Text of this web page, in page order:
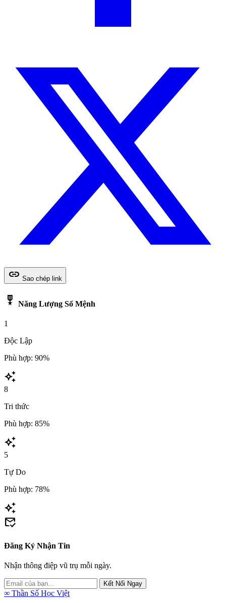
link Sao chép link
military_tech Năng Lượng Số Mệnh
1
Độc Lập
Phù hợp: 90%
auto_awesome
8
Tri thức
Phù hợp: 85%
auto_awesome
5
Tự Do
Phù hợp: 78%
auto_awesome
mark_email_read
Đăng Ký Nhận Tin
Nhận thông điệp vũ trụ mỗi ngày.
Kết Nối Ngay
∞ Thần Số Học Việt